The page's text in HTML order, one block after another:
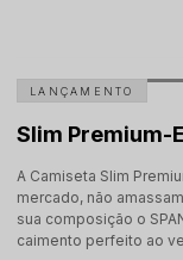
LANÇAMENTO
Slim Premium-
A Camiseta Slim
mercado, não
sua composição o
caimento perfeito ao